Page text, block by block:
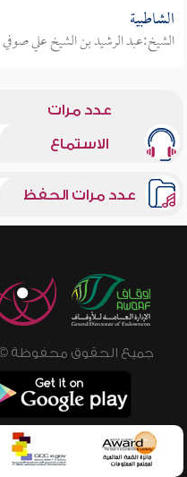
الشاطبية
الشيخ:عبد الرشيد بن الشيخ علي صوفي
عدد مرات
الاستماع
عدد مرات الحفظ
جميع الحقوق محفوظة © 2026 - 1998 لشبكة إسلام